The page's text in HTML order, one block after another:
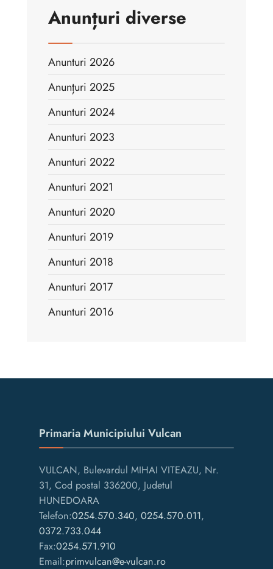
Anunțuri diverse
Anunturi 2026
Anunțuri 2025
Anunturi 2024
Anunturi 2023
Anunturi 2022
Anunturi 2021
Anunturi 2020
Anunturi 2019
Anunturi 2018
Anunturi 2017
Anunturi 2016
Primaria Municipiului Vulcan
VULCAN, Bulevardul MIHAI VITEAZU, Nr.
31, Cod postal 336200, Judetul
HUNEDOARA
Telefon:0254.570.340, 0254.570.011,
0372.733.044
Fax:0254.571.910
Email:primvulcan@e-vulcan.ro